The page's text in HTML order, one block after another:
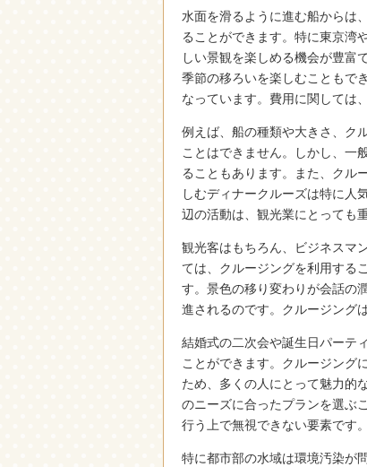
水面を滑るように進む船からは
ることができます。特に東京湾
しい景観を楽しめる機会が豊富
季節の移ろいを楽しむこともで
なっています。費用に関しては
例えば、船の種類や大きさ、ク
ことはできません。しかし、一
ることもあります。また、クル
しむディナークルーズは特に人
辺の活動は、観光業にとっても
観光客はもちろん、ビジネスマ
ては、クルージングを利用する
す。景色の移り変わりが会話の
進されるのです。クルージング
結婚式の二次会や誕生日パーテ
ことができます。クルージング
ため、多くの人にとって魅力的
のニーズに合ったプランを選ぶ
行う上で無視できない要素です。
特に都市部の水域は環境汚染が